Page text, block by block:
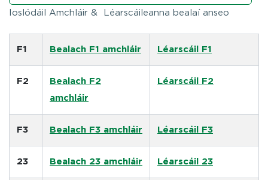
Ioslódáil Amchláir & Léarscáileanna bealaí anseo
F1 Bealach F1 amchláir Léarscáil F1
F2 Bealach F2
amchláir
Léarscáil F2
F3 Bealach F3 amchláir Léarscáil F3
23 Bealach 23 amchláir Léarscáil 23